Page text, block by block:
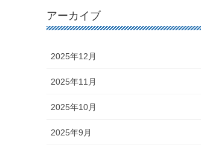
アーカイブ
2025年12月
2025年11月
2025年10月
2025年9月